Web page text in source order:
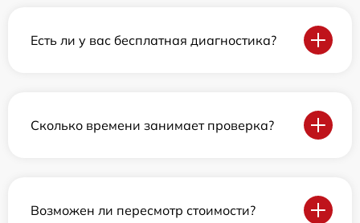
Есть ли у вас бесплатная диагностика?
Сколько времени занимает проверка?
Возможен ли пересмотр стоимости?